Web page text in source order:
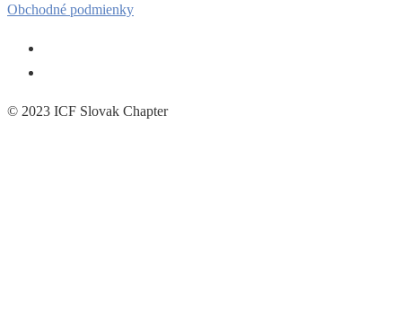
Obchodné podmienky
© 2023 ICF Slovak Chapter